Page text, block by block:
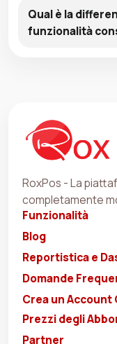
Qual è la
funzionalità
RoxPos - La
completamente
Funzionalità
Blog
Reportistica e
Domande
Crea un
Prezzi degli
Partner